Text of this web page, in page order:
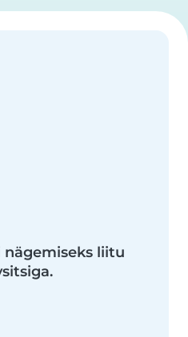
liitu